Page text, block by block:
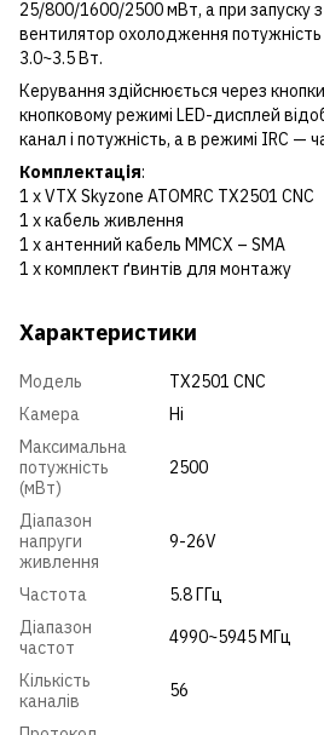
25/800/1600/2500 мВт, а при запуску
вентилятор охолодження
3.0~3.5 Вт.
Керування здійснюється через
кнопковому режимі LED-дисплей
канал і потужність, а в режимі IRC —
Комплектація:
1 х VTX Skyzone ATOMRC TX2501 CNC
1 х кабель живлення
1 х антенний кабель MMCX – SMA
1 х комплект ґвинтів для монтажу
Характеристики
Модель
TX2501 CNC
Камера
Ні
Максимальна
потужність
(мВт)
2500
Діапазон
напруги
живлення
9-26V
Частота
5.8 ГГц
Діапазон
частот
4990~5945 МГц
Кількість
каналів
56